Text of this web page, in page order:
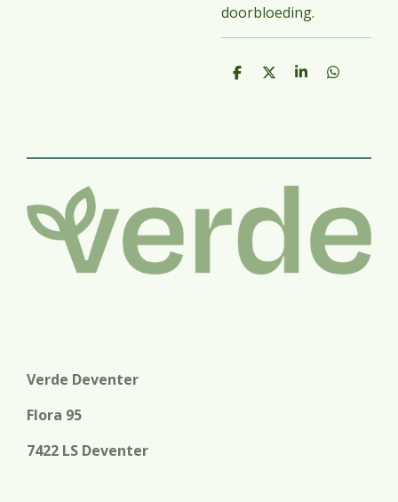
doorbloeding.
D
D
S
D
Verde Deventer
Flora 95
7422 LS Deventer